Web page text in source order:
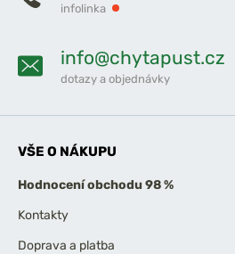
infolinka
info@chytapust.cz
dotazy a objednávky
VŠE O NÁKUPU
Hodnocení obchodu 98 %
Kontakty
Doprava a platba